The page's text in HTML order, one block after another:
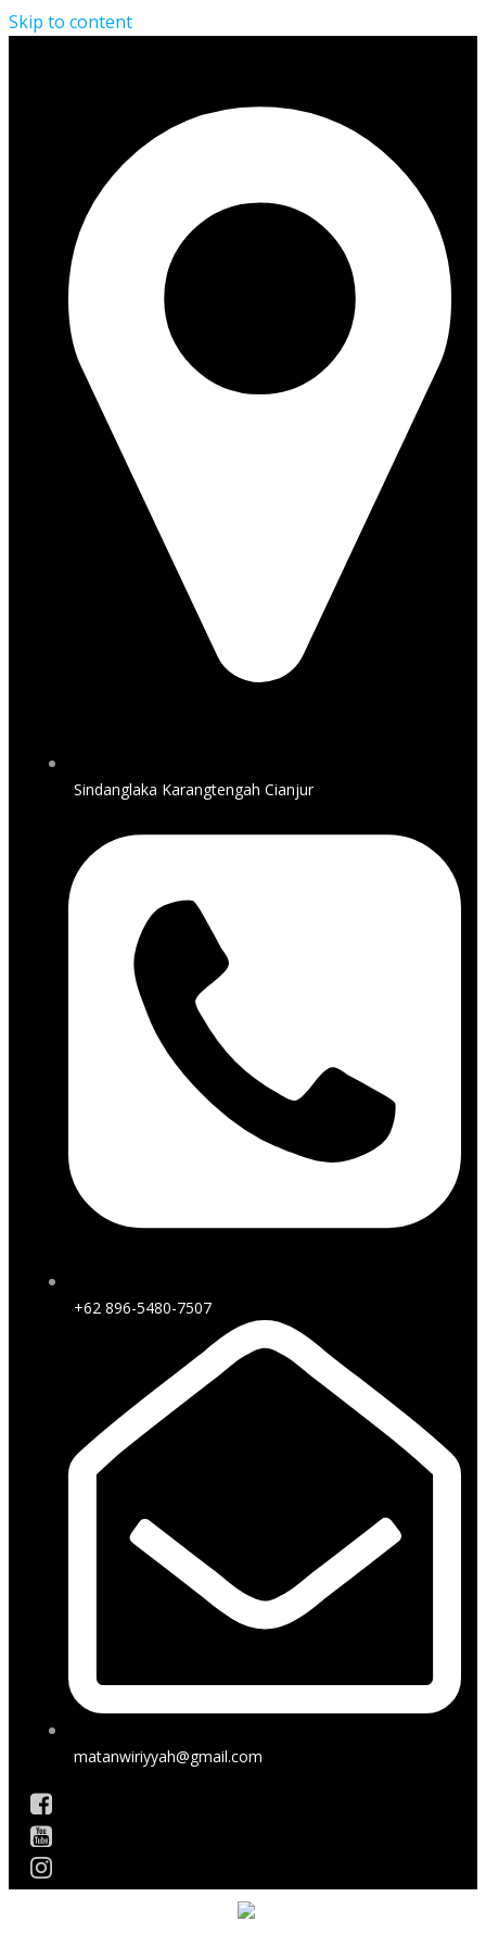
Skip to content
Sindanglaka Karangtengah Cianjur
+62 896-5480-7507
matanwiriyyah@gmail.com